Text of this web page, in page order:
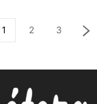
1 2 3